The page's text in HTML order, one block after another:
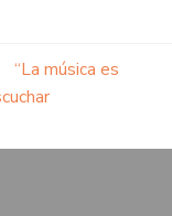
“La música es